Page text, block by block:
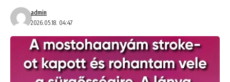
2026.05.18. 04:47
admin